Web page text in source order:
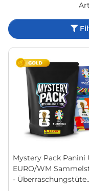
Mystery Pack Panini
EURO/WM
- Überraschungstüte